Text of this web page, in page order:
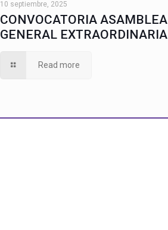
10 septiembre, 2025
CONVOCATORIA ASAMBLEA
GENERAL EXTRAORDINARIA
Read more